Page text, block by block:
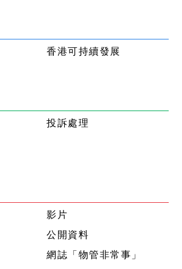
香港可持續發展
投訴處理
影片
公開資料
網誌「物管非常事」